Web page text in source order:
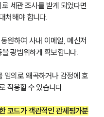
개
개
점
너 로펌
리
색
세관 조사를 받게 되었다면
처해야 합니다.
원하여 사내 이메일, 메신저
광범위하게 확보합니다.
임의로 왜곡하거나 감정에 호
작용할 수 있습니다.
코드가 객관적인 관세평가분